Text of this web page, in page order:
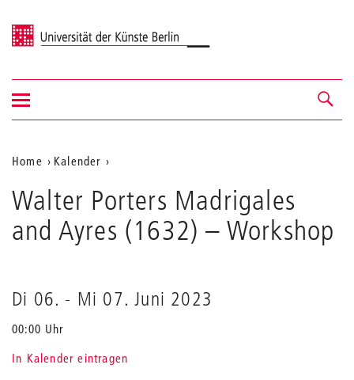
Universität der Künste Berlin
Navigation &
Suche
Navigation
ein-/ausblenden
Aktuelle
Position
auf
der
Home
Kalender
Porters
Madrigales
and
Ayres
Walter Porters Madrigales
and Ayres (1632) – Workshop
Di 06. - Mi 07. Juni 2023
00:00 Uhr
In Kalender eintragen